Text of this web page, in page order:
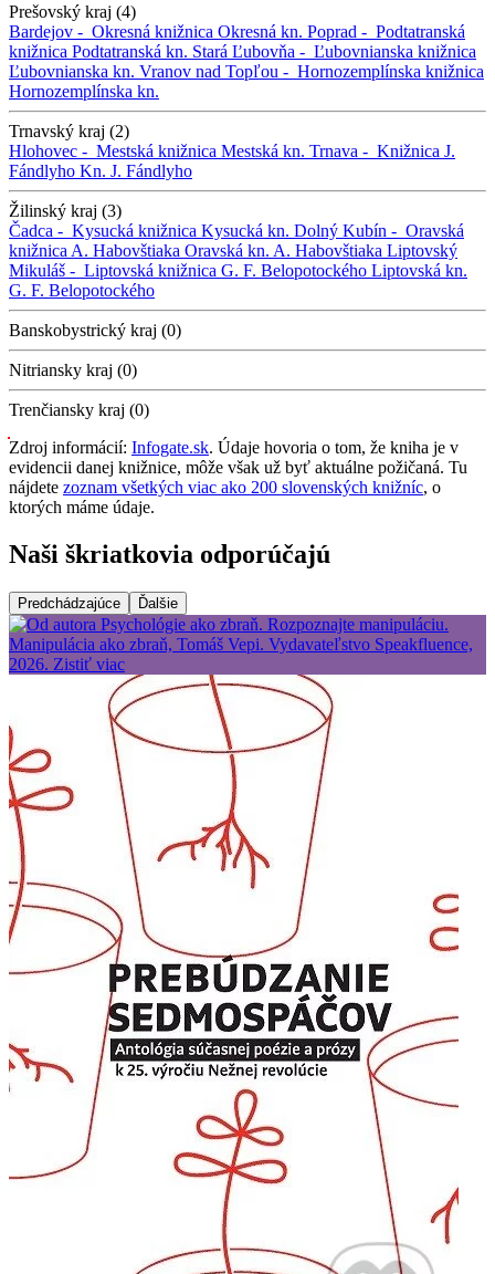
Prešovský kraj (4)
Bardejov - Okresná knižnica Okresná kn. Poprad - Podtatranská
knižnica Podtatranská kn. Stará Ľubovňa - Ľubovnianska knižnica
Ľubovnianska kn. Vranov nad Topľou - Hornozemplínska knižnica
Hornozemplínska kn.
Trnavský kraj (2)
Hlohovec - Mestská knižnica Mestská kn. Trnava - Knižnica J.
Fándlyho Kn. J. Fándlyho
Žilinský kraj (3)
Čadca - Kysucká knižnica Kysucká kn. Dolný Kubín - Oravská
knižnica A. Habovštiaka Oravská kn. A. Habovštiaka Liptovský
Mikuláš - Liptovská knižnica G. F. Belopotockého Liptovská kn.
G. F. Belopotockého
Banskobystrický kraj (0)
Nitriansky kraj (0)
Trenčiansky kraj (0)
Zdroj informácií: Infogate.sk. Údaje hovoria o tom, že kniha je v
evidencii danej knižnice, môže však už byť aktuálne požičaná. Tu
nájdete zoznam všetkých viac ako 200 slovenských knižníc, o
ktorých máme údaje.
Naši škriatkovia odporúčajú
Predchádzajúce Ďalšie